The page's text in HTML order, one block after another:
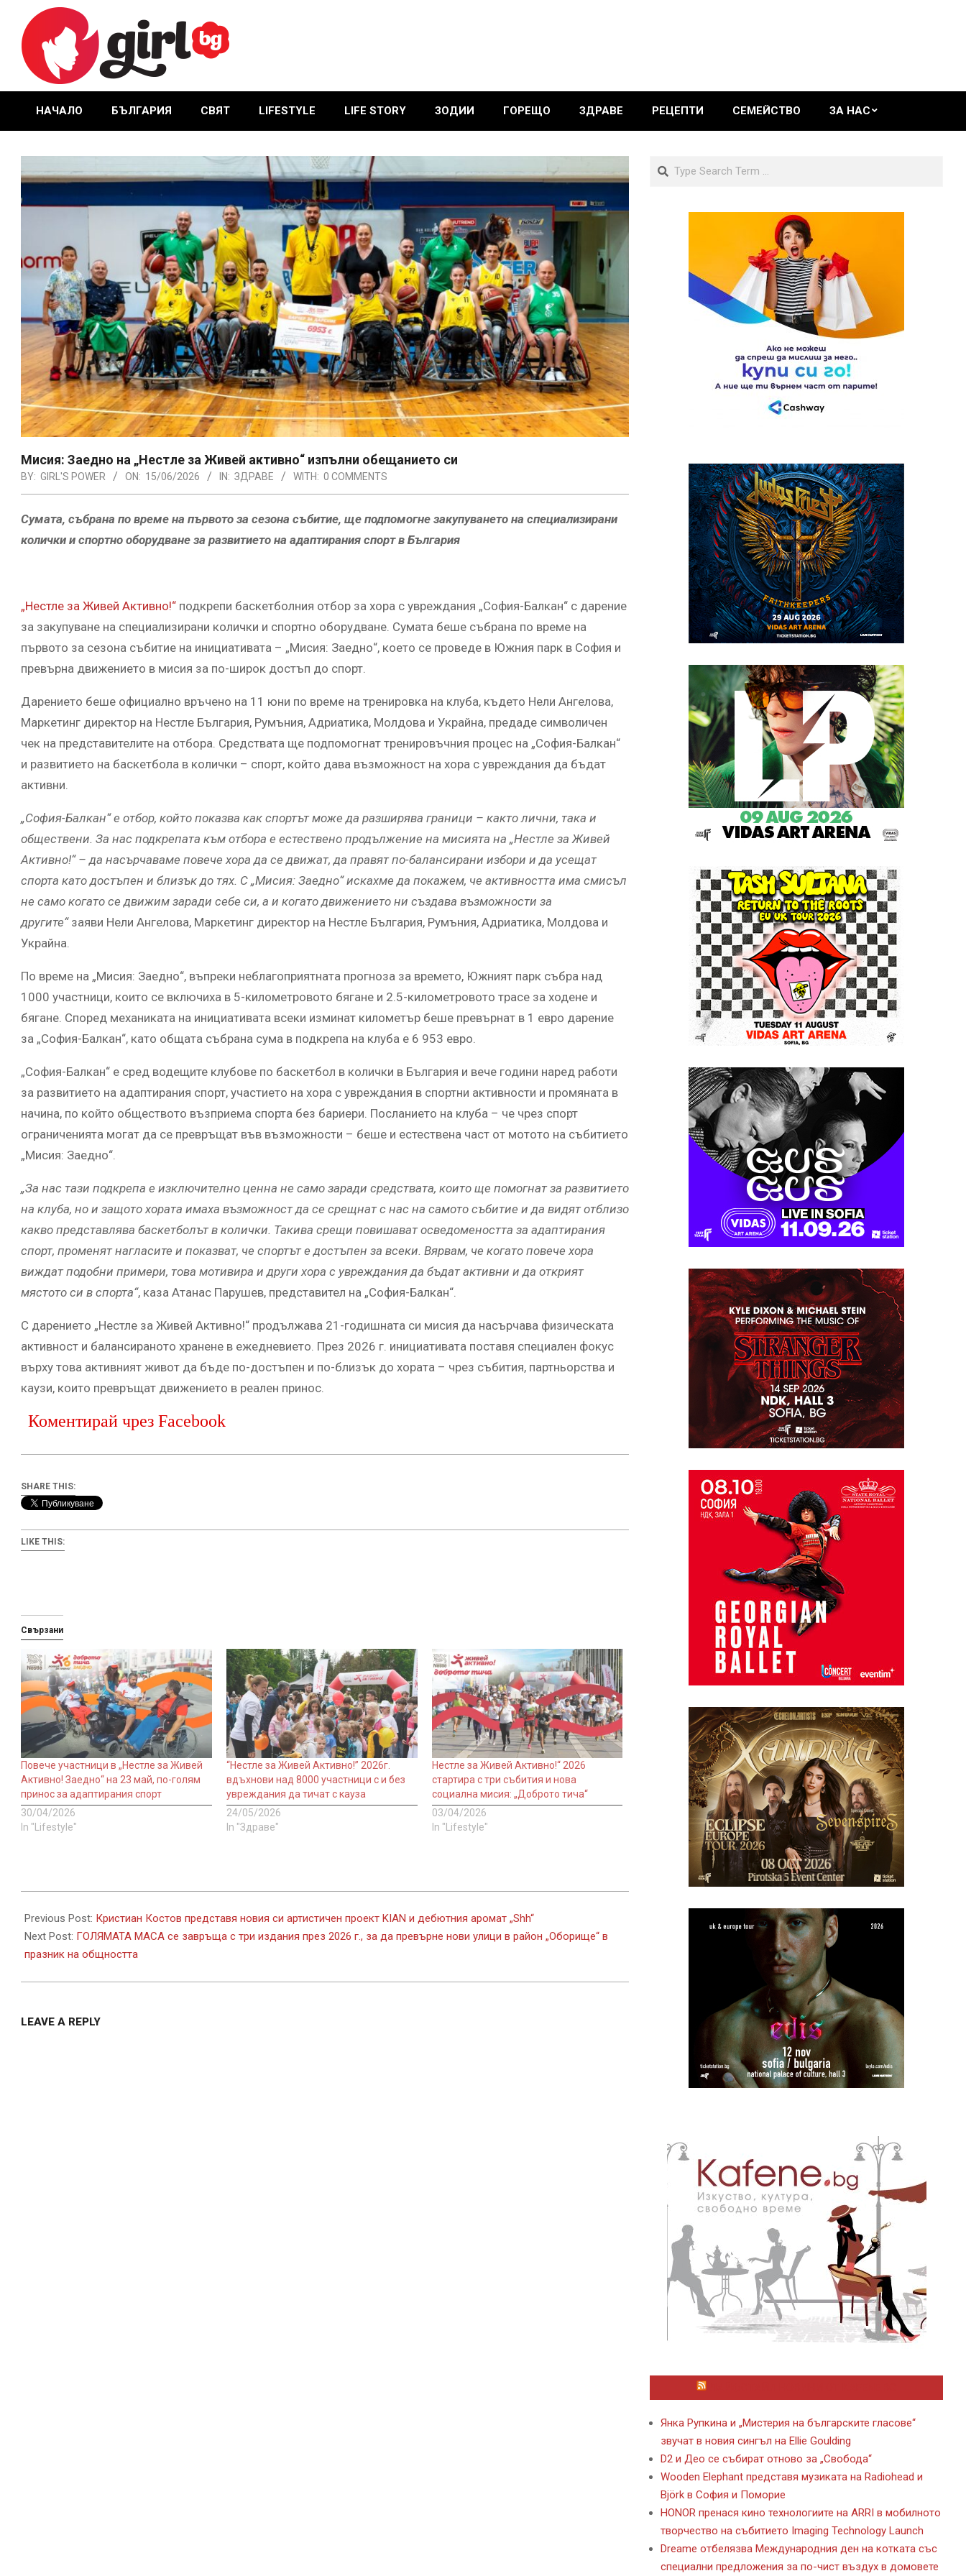
content
GIRL.BG
Primary
Menu
НАЧАЛО БЪЛГАРИЯ СВЯТ LIFESTYLE LIFE STORY ЗОДИИ ГОРЕЩО ЗДРАВЕ РЕЦЕПТИ СЕМЕЙСТВО ЗА НАС
Мисия: Заедно на „Нестле за Живей активно“ изпълни обещанието си
BY: GIRL'S POWER ON: 15/06/2026 IN: ЗДРАВЕ WITH: 0 COMMENTS
Сумата, събрана по време на първото за сезона събитие, ще подпомогне закупуването на специализирани
колички и спортно оборудване за развитието на адаптирания спорт в България
„Нестле за Живей Активно!“ подкрепи баскетболния отбор за хора с увреждания „София-Балкан“ с дарение
за закупуване на специализирани колички и спортно оборудване. Сумата беше събрана по време на
първото за сезона събитие на инициативата – „Мисия: Заедно“, което се проведе в Южния парк в София и
превърна движението в мисия за по-широк достъп до спорт.
Дарението беше официално връчено на 11 юни по време на тренировка на клуба, където Нели Ангелова,
Маркетинг директор на Нестле България, Румъния, Адриатика, Молдова и Украйна, предаде символичен
чек на представителите на отбора. Средствата ще подпомогнат тренировъчния процес на „София-Балкан“
и развитието на баскетбола в колички – спорт, който дава възможност на хора с увреждания да бъдат
активни.
„София-Балкан“ е отбор, който показва как спортът може да разширява граници – както лични, така и
обществени. За нас подкрепата към отбора е естествено продължение на мисията на „Нестле за Живей
Активно!“ – да насърчаваме повече хора да се движат, да правят по-балансирани избори и да усещат
спорта като достъпен и близък до тях. С „Мисия: Заедно“ искахме да покажем, че активността има смисъл
не само когато се движим заради себе си, а и когато движението ни създава възможности за
другите“заяви Нели Ангелова, Маркетинг директор на Нестле България, Румъния, Адриатика, Молдова и
Украйна.
По време на „Мисия: Заедно“, въпреки неблагоприятната прогноза за времето, Южният парк събра над
1000 участници, които се включиха в 5-километровото бягане и 2.5-километровото трасе за ходене и
бягане. Според механиката на инициативата всеки изминат километър беше превърнат в 1 евро дарение
за „София-Балкан“, като общата събрана сума в подкрепа на клуба е 6 953 евро.
„София-Балкан“ е сред водещите клубове по баскетбол в колички в България и вече години наред работи
за развитието на адаптирания спорт, участието на хора с увреждания в спортни активности и промяната в
начина, по който обществото възприема спорта без бариери. Посланието на клуба – че чрез спорт
ограниченията могат да се превръщат във възможности – беше и естествена част от мотото на събитието
„Мисия: Заедно“.
„За нас тази подкрепа е изключително ценна не само заради средствата, които ще помогнат за развитието
на клуба, но и защото хората имаха възможност да се срещнат с нас на самото събитие и да видят отблизо
какво представлява баскетболът в колички. Такива срещи повишават осведомеността за адаптирания
спорт, променят нагласите и показват, че спортът е достъпен за всеки. Вярвам, че когато повече хора
виждат подобни примери, това мотивира и други хора с увреждания да бъдат активни и да открият
мястото си в спорта“, каза Атанас Парушев, представител на „София-Балкан“.
С дарението „Нестле за Живей Активно!“ продължава 21-годишната си мисия да насърчава физическата
активност и балансираното хранене в ежедневието. През 2026 г. инициативата поставя специален фокус
върху това активният живот да бъде по-достъпен и по-близък до хората – чрез събития, партньорства и
каузи, които превръщат движението в реален принос.
Коментирай чрез Facebook
SHARE THIS:
LIKE THIS:
Свързани
Повече участници в „Нестле за Живей
Активно! Заедно“ на 23 май, по-голям
принос за адаптирания спорт
30/04/2026
In "Lifestyle"
“Нестле за Живей Aктивно!” 2026г.
вдъхнови над 8000 участници с и без
увреждания да тичат с кауза
24/05/2026
In "Здраве"
Нестле за Живей Активно!“ 2026
стартира с три събития и нова
социална мисия: „Доброто тича“
03/04/2026
In "Lifestyle"
06-
15
Previous Post: Кристиан Костов представя новия си артистичен проект KIAN и дебютния аромат „Shh“
Next Post: ГОЛЯМАТА МАСА се завръща с три издания през 2026 г., за да превърне нови улици в район „Оборище“ в
празник на общността
LEAVE A REPLY
Search
Янка Рупкина и „Мистерия на българските гласове“
звучат в новия сингъл на Ellie Goulding
D2 и Део се събират отново за „Свобода“
Wooden Elephant представя музиката на Radiohead и
Björk в София и Поморие
HONOR пренася кино технологиите на ARRI в мобилното
творчество на събитието Imaging Technology Launch
Dreame отбелязва Международния ден на котката със
специални предложения за по-чист въздух в домовете